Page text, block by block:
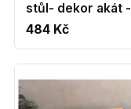
stůl- dekor akát -
PRONÁJEM
484 Kč